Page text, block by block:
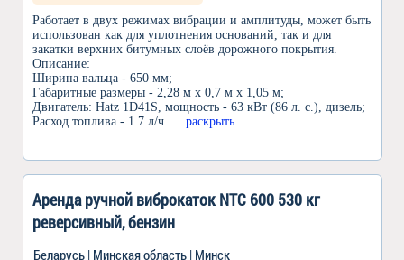
Работает в двух режимах вибрации и амплитуды, может быть
использован как для уплотнения оснований, так и для
закатки верхних битумных слоёв дорожного покрытия.
Описание:
Ширина вальца - 650 мм;
Габаритные размеры - 2,28 м x 0,7 м x 1,05 м;
Двигатель: Hatz 1D41S, мощность - 63 кВт (86 л. с.), дизель;
Расход топлива - 1.7 л/ч.
... раскрыть
Аренда ручной виброкаток NTC 600 530 кг
реверсивный, бензин
Беларусь | Минская область | Минск